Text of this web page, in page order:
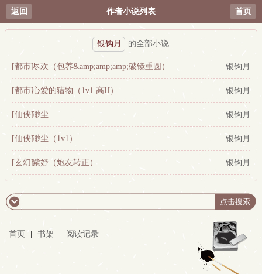
返回 作者小说列表 首页
银钩月 的全部小说
[都市]尽欢（包养&amp;amp;amp;破镜重圆） 银钩月
[都市]心爱的猎物（1v1 高H） 银钩月
[仙侠]渺尘 银钩月
[仙侠]渺尘（1v1） 银钩月
[玄幻]紫妤（炮友转正） 银钩月
首页 书架 阅读记录